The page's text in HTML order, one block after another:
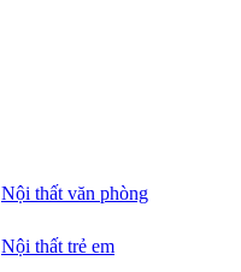
Nội thất văn phòng
Nội thất trẻ em